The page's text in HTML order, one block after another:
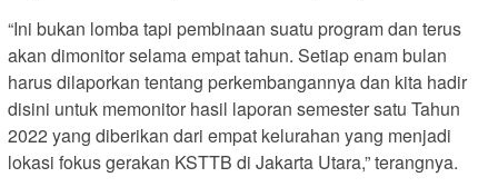
“Ini bukan lomba tapi pembinaan suatu program dan terus
akan dimonitor selama empat tahun. Setiap enam bulan
harus dilaporkan tentang perkembangannya dan kita hadir
disini untuk memonitor hasil laporan semester satu Tahun
2022 yang diberikan dari empat kelurahan yang menjadi
lokasi fokus gerakan KSTTB di Jakarta Utara,” terangnya.